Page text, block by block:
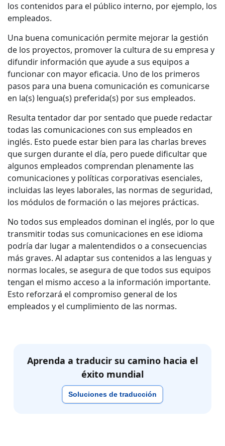
los contenidos para el público interno, por ejemplo, los
empleados.
Una buena comunicación permite mejorar la gestión
de los proyectos, promover la cultura de su empresa y
difundir información que ayude a sus equipos a
funcionar con mayor eficacia. Uno de los primeros
pasos para una buena comunicación es comunicarse
en la(s) lengua(s) preferida(s) por sus empleados.
Resulta tentador dar por sentado que puede redactar
todas las comunicaciones con sus empleados en
inglés. Esto puede estar bien para las charlas breves
que surgen durante el día, pero puede dificultar que
algunos empleados comprendan plenamente las
comunicaciones y políticas corporativas esenciales,
incluidas las leyes laborales, las normas de seguridad,
los módulos de formación o las mejores prácticas.
No todos sus empleados dominan el inglés, por lo que
transmitir todas sus comunicaciones en ese idioma
podría dar lugar a malentendidos o a consecuencias
más graves. Al adaptar sus contenidos a las lenguas y
normas locales, se asegura de que todos sus equipos
tengan el mismo acceso a la información importante.
Esto reforzará el compromiso general de los
empleados y el cumplimiento de las normas.
Aprenda a traducir su camino hacia el
éxito mundial
Soluciones de traducción